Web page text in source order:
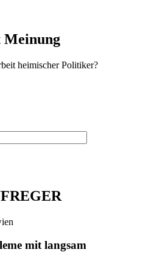
Meinung
heimischer Politiker?
mit langsam